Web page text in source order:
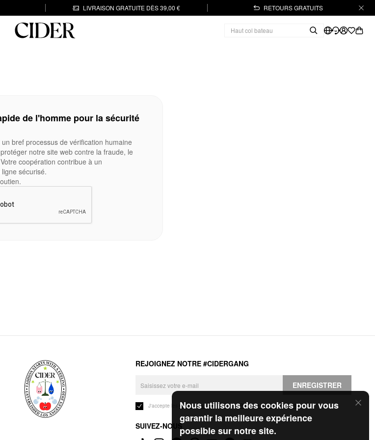
LIVRAISON GRATUITE DÈS 39,00 € RETOURS GRATUITS
Nous utilisons des cookies pour vous
garantir la meilleure expérience
possible sur notre site.
de l'homme pour la sécurité
bref processus de vérification humaine
notre site web contre la fraude, le
coopération contribue à un
sécurisé.
REJOIGNEZ NOTRE #CIDERGANG
ENREGISTRER
J'accepte les Conditions généraleset laPolitique de confidentialité.
SUIVEZ-NOUS